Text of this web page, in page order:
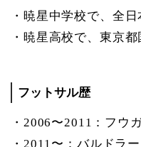
・暁星中学校で、全
・暁星高校で、東京
フットサル歴
・2006〜2011：フウ
・2011〜：バルドラ